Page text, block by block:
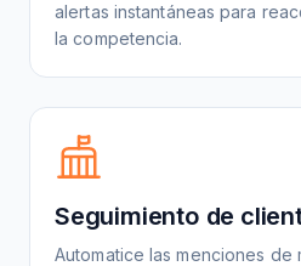
alertas instantáneas para
la competencia.
Seguimiento de
Automatice las menciones de